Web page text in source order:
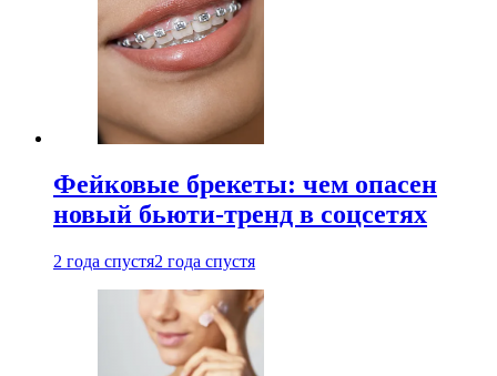
Фейковые брекеты: чем опасен
новый бьюти-тренд в соцсетях
2 года спустя2 года спустя